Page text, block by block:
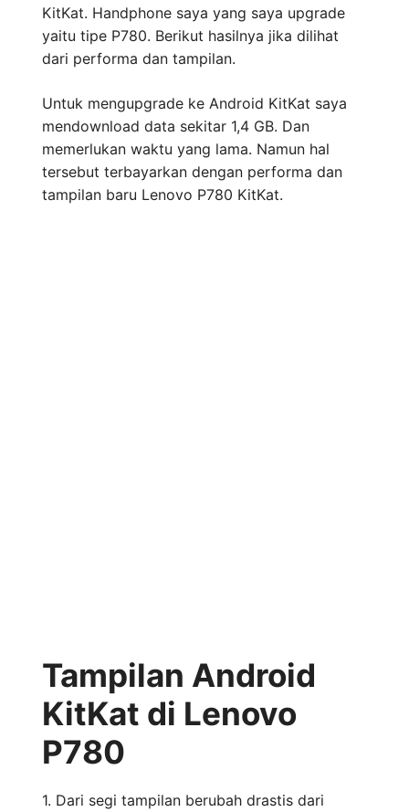
KitKat. Handphone saya yang saya upgrade
yaitu tipe P780. Berikut hasilnya jika dilihat
dari performa dan tampilan.
Untuk mengupgrade ke Android KitKat saya
mendownload data sekitar 1,4 GB. Dan
memerlukan waktu yang lama. Namun hal
tersebut terbayarkan dengan performa dan
tampilan baru Lenovo P780 KitKat.
Tampilan Android
KitKat di Lenovo
P780
1. Dari segi tampilan berubah drastis dari